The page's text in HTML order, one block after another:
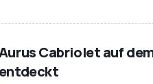
Cabriolet auf